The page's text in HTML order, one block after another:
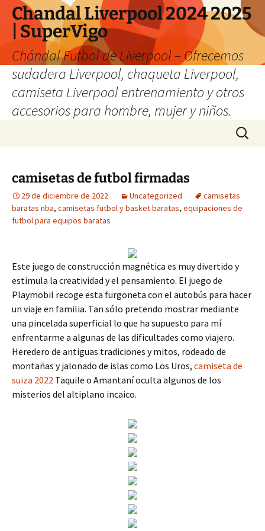
Chandal Liverpool 2024 2025
| SuperVigo
Chándal Futbol de Liverpool – Ofrecemos
sudadera Liverpool, chaqueta Liverpool,
camiseta Liverpool entrenamiento y otros
accesorios para hombre, mujer y niños.
Buscar:
camisetas de futbol firmadas
29 de diciembre de 2022 Uncategorized
camisetas
baratas nba, camisetas futbol y basket baratas, equipaciones de
futbol para equipos baratas
Este juego de construcción magnética es muy divertido y
estimula la creatividad y el pensamiento. El juego de
Playmobil recoge esta furgoneta con el autobús para hacer
un viaje en familia. Tan sólo pretendo mostrar mediante
una pincelada superficial lo que ha supuesto para mí
enfrentarme a algunas de las dificultades como viajero.
Heredero de antiguas tradiciones y mitos, rodeado de
montañas y jalonado de islas como Los Uros, camiseta de
suiza 2022 Taquile o Amantaní oculta algunos de los
misterios del altiplano incaico.